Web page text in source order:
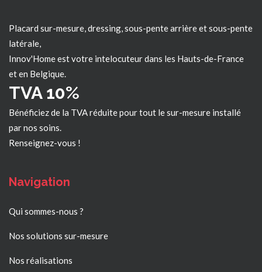
Placard sur-mesure, dressing, sous-pente arrière et sous-pente
latérale,
Innov'Home est votre intelocuteur dans les Hauts-de-France
et en Belgique.
TVA 10%
Bénéficiez de la TVA réduite pour tout le sur-mesure installé
par nos soins.
Renseignez-vous !
Navigation
Qui sommes-nous ?
Nos solutions sur-mesure
Nos réalisations